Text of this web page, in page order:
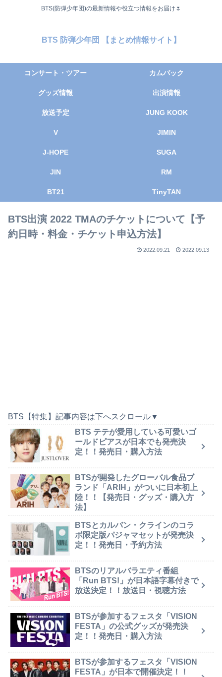
BTS(防弾少年団)の最新情報や役立つ情報をお届け🌷
BTS 防弾少年団 【まとめ情報サイト】
コンサート・ツアー カムバック
グッズ情報 出演情報
放送予定 JUNG KOOK
V JIMIN
J-HOPE SUGA
JIN RM
BT21 TinyTAN
BTS出演 2022 TMAのチケットについて【予
約日時・料金・チケット申込方法】
2022.09.21 2022.09.13
BTS【特集】記事内容は下へスクロール▼
BTS テテが愛用している可愛いゴ
ールドピアスが日本でも発売決
定！！発売日・購入方法
BTSが開発したグローバル食品ブ
ランド「ARIH」がついに日本初上
陸！！【発売日・グッズ・購入方
法】
BTSとカルバン・クラインのコラ
ボ限定版パジャマセットが発売決
定！！発売日・予約方法
BTSのリアルバラエティ番組
「Run BTS!」が日本語字幕付きで
放送決定！！放送日・視聴方法
BTSが参加するフェスタ「VISION
FESTA」の公式グッズが発売決
定！！発売日・購入方法
BTSが参加するフェスタ「VISION
FESTA」が日本で開催決定！！